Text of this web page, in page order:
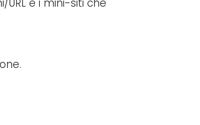
URL e i mini-siti che